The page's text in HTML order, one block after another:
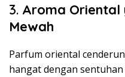
3. Aroma Oriental
Mewah
Parfum oriental
hangat dengan